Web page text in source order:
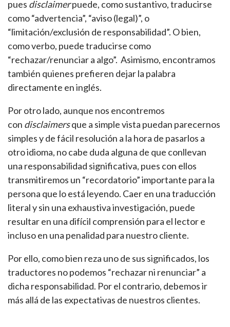
pues disclaimerpuede, como sustantivo, traducirse
como “advertencia”, “aviso (legal)”, o
“limitación/exclusión de responsabilidad”. O bien,
como verbo, puede traducirse como
“rechazar/renunciar a algo”. Asimismo, encontramos
también quienes prefieren dejar la palabra
directamente en inglés.
Por otro lado, aunque nos encontremos
con disclaimersque a simple vista puedan parecernos
simples y de fácil resolución a la hora de pasarlos a
otro idioma, no cabe duda alguna de que conllevan
una responsabilidad significativa, pues con ellos
transmitiremos un “recordatorio” importante para la
persona que lo está leyendo. Caer en una traducción
literal y sin una exhaustiva investigación, puede
resultar en una difícil comprensión para el lector e
incluso en una penalidad para nuestro cliente.
Por ello, como bien reza uno de sus significados, los
traductores no podemos “rechazar ni renunciar” a
dicha responsabilidad. Por el contrario, debemos ir
más allá de las expectativas de nuestros clientes.